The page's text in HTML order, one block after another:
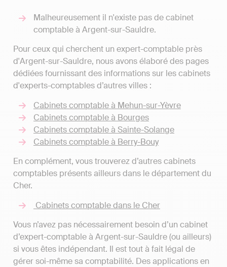
Malheureusement il n'existe pas de cabinet
comptable à Argent-sur-Sauldre.
Pour ceux qui cherchent un expert-comptable près
d'Argent-sur-Sauldre, nous avons élaboré des pages
dédiées fournissant des informations sur les cabinets
d'experts-comptables d’autres villes :
Cabinets comptable à Mehun-sur-Yèvre
Cabinets comptable à Bourges
Cabinets comptable à Sainte-Solange
Cabinets comptable à Berry-Bouy
En complément, vous trouverez d’autres cabinets
comptables présents ailleurs dans le département du
Cher.
Cabinets comptable dans le Cher
Vous n’avez pas nécessairement besoin d’un cabinet
d’expert-comptable à Argent-sur-Sauldre (ou ailleurs)
si vous êtes indépendant. Il est tout à fait légal de
gérer soi-même sa comptabilité. Des applications en